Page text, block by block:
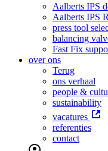
Aalberts IPS
Aalberts IPS
press tool
balancing
Fast Fix
over ons
Terug
ons verhaal
people &
sustainability
vacatures
referenties
contact